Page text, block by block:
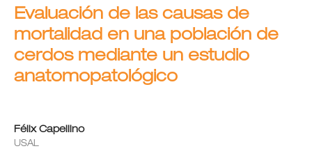
Evaluación de las causas de
mortalidad en una población de
cerdos mediante un estudio
anatomopatológico
Félix Capellino
USAL